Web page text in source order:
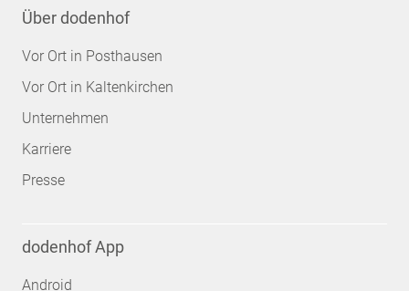
Über dodenhof
Vor Ort in Posthausen
Vor Ort in Kaltenkirchen
Unternehmen
Karriere
Presse
dodenhof App
Android